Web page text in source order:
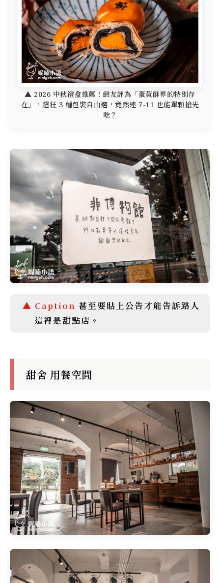
▲ 2026 中秋禮盒推薦！網友評為「蛋黃酥界的特別存
在」，超狂 3 種包裝自由選，竟然連 7-11 也能單顆搶先
吃？
甚至要貼上公告才能告訴路人
這裡是甜點店。
甜舍 用餐空間